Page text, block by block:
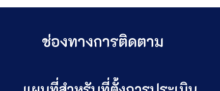
ช่องทางการติดตาม